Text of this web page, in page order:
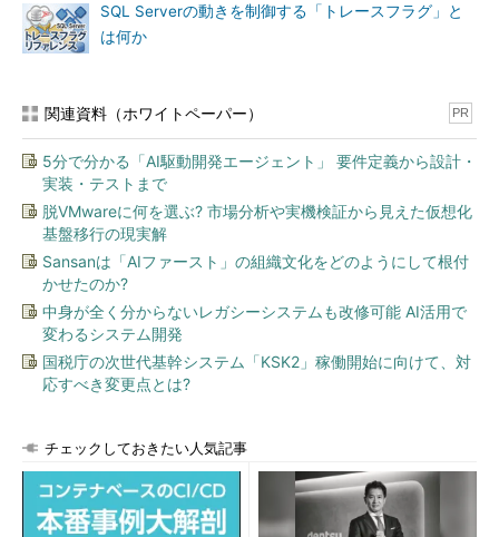
SQL Serverの動きを制御する「トレースフラグ」と
は何か
関連資料（ホワイトペーパー） PR
5分で分かる「AI駆動開発エージェント」 要件定義から設計・
実装・テストまで
脱VMwareに何を選ぶ? 市場分析や実機検証から見えた仮想化
基盤移行の現実解
Sansanは「AIファースト」の組織文化をどのようにして根付
かせたのか?
中身が全く分からないレガシーシステムも改修可能 AI活用で
変わるシステム開発
国税庁の次世代基幹システム「KSK2」稼働開始に向けて、対
応すべき変更点とは?
チェックしておきたい人気記事